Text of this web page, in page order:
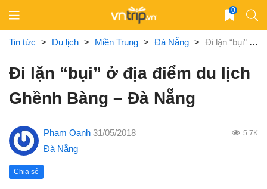
content
0
Tin tức > Du lịch > Miền Trung > Đà Nẵng > Đi lặn “bụi” ở địa điểm du lịch Ghềnh Bàng – Đà Nẵng
Đi lặn “bụi” ở địa điểm du lịch
Ghềnh Bàng – Đà Nẵng
Phạm Oanh 31/05/2018 5.7K
Đà Nẵng
Chia sẻ